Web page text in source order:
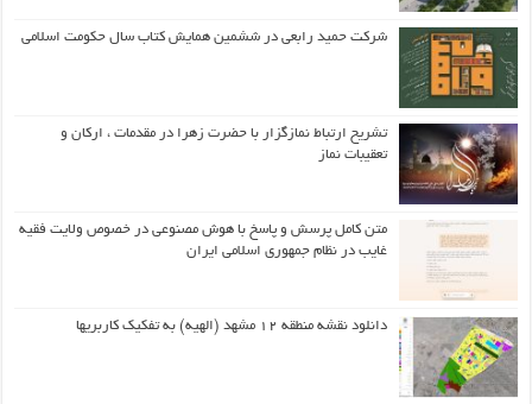
شرکت حمید رابعی در ششمین همایش کتاب سال حکومت اسلامی
تشریح ارتباط نمازگزار با حضرت زهرا در مقدمات ، ارکان و
تعقیبات نماز
متن کامل پرسش و پاسخ با هوش مصنوعی در خصوص ولایت فقیه
غایب در نظام جمهوری اسلامی ایران
دانلود نقشه منطقه ۱۲ مشهد (الهیه) به تفکیک کاربریها